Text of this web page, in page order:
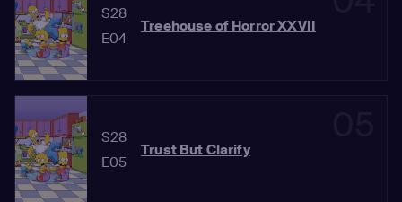
S28
E04
Treehouse of Horror XXVII
S28
E05
Trust But Clarify